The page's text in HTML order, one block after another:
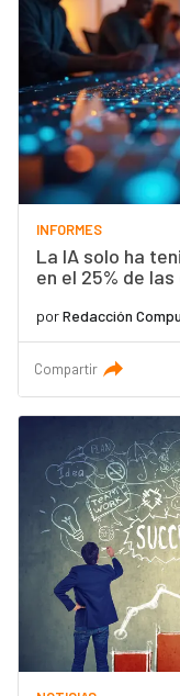
INFORMES
La IA solo ha
en el 25% de
porRedacción
Compartir